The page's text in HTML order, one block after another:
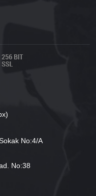
No:4/A
No:38